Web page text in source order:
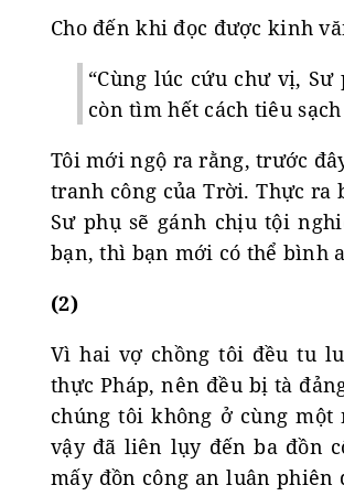
Cho đến khi đọc được kinh
“Cùng lúc cứu chư vị,
còn tìm hết cách tiêu
Tôi mới ngộ ra rằng, trước
tranh công của Trời. Thực ra
Sư phụ sẽ gánh chịu tội
bạn, thì bạn mới có thể bình
(2)
Vì hai vợ chồng tôi đều tu
thực Pháp, nên đều bị tà
chúng tôi không ở cùng
vậy đã liên lụy đến ba đồn
mấy đồn công an luân phiên